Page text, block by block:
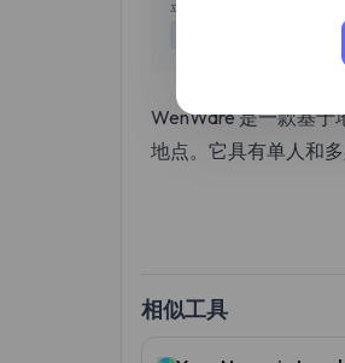
平台
WenWare 是一款基
地点。它具有单人和
相似工具